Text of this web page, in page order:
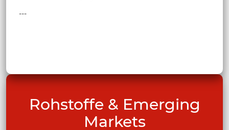
---
Rohstoffe & Emerging
Markets